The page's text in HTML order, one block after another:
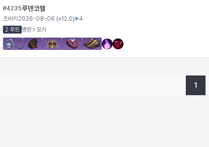
#4235루덴코렐
츠바키 2026-08-06 (v12.0)
4
2 루트 병원 묘지
1